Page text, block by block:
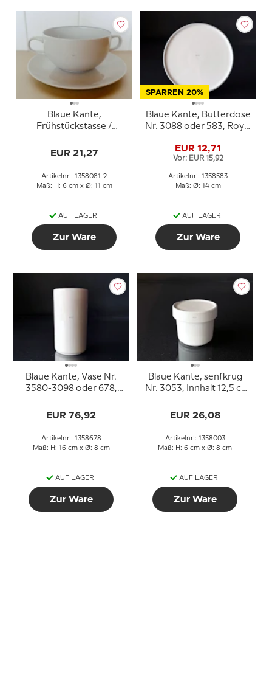
Blaue Kante,
Frühstückstasse /
Untertasse, Royal
EUR 21,27
Artikelnr.: 1358081-2
Maß: H: 6 cm x Ø: 11 cm
AUF LAGER
Zur Ware
SPARREN 20%
Blaue Kante, Butterdose
Nr. 3088 oder 583, Royal
EUR 12,71
Vor: EUR 15,92
Artikelnr.: 1358583
Maß: Ø: 14 cm
AUF LAGER
Zur Ware
Blaue Kante, Vase Nr.
3580-3098 oder 678,
EUR 76,92
Artikelnr.: 1358678
Maß: H: 16 cm x Ø: 8 cm
AUF LAGER
Zur Ware
Blaue Kante, senfkrug
Nr. 3053, Innhalt 12,5 cl,
EUR 26,08
Artikelnr.: 1358003
Maß: H: 6 cm x Ø: 8 cm
AUF LAGER
Zur Ware